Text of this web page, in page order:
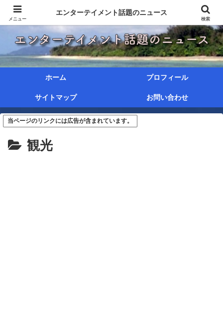
ホーム プロフィール
サイトマップ お問い合わせ
当ページのリンクには広告が含まれています。
観光
メニュー
エンターテイメント話題のニュース
検索